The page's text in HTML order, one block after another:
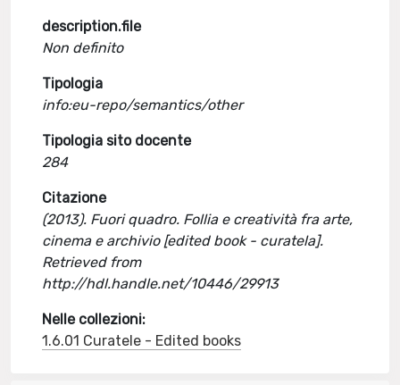
description.file
Non definito
Tipologia
info:eu-repo/semantics/other
Tipologia sito docente
284
Citazione
(2013). Fuori quadro. Follia e creatività fra arte,
cinema e archivio [edited book - curatela].
Retrieved from
http://hdl.handle.net/10446/29913
Nelle collezioni:
1.6.01 Curatele - Edited books